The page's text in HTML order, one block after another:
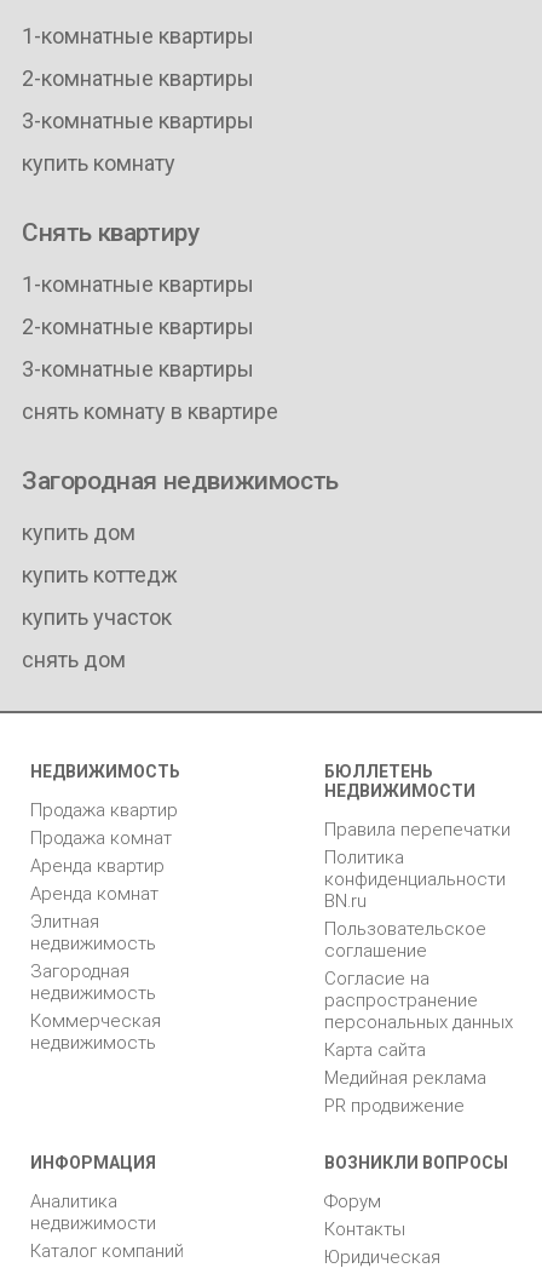
1-комнатные квартиры
2-комнатные квартиры
3-комнатные квартиры
купить комнату
Снять квартиру
1-комнатные квартиры
2-комнатные квартиры
3-комнатные квартиры
снять комнату в квартире
Загородная недвижимость
купить дом
купить коттедж
купить участок
снять дом
НЕДВИЖИМОСТЬ
Продажа квартир
Продажа комнат
Аренда квартир
Аренда комнат
Элитная
недвижимость
Загородная
недвижимость
Коммерческая
недвижимость
БЮЛЛЕТЕНЬ
НЕДВИЖИМОСТИ
Правила перепечатки
Политика
конфиденциальности
BN.ru
Пользовательское
соглашение
Согласие на
распространение
персональных данных
Карта сайта
Медийная реклама
PR продвижение
ИНФОРМАЦИЯ
Аналитика
недвижимости
Каталог компаний
ВОЗНИКЛИ ВОПРОСЫ
Форум
Контакты
Юридическая